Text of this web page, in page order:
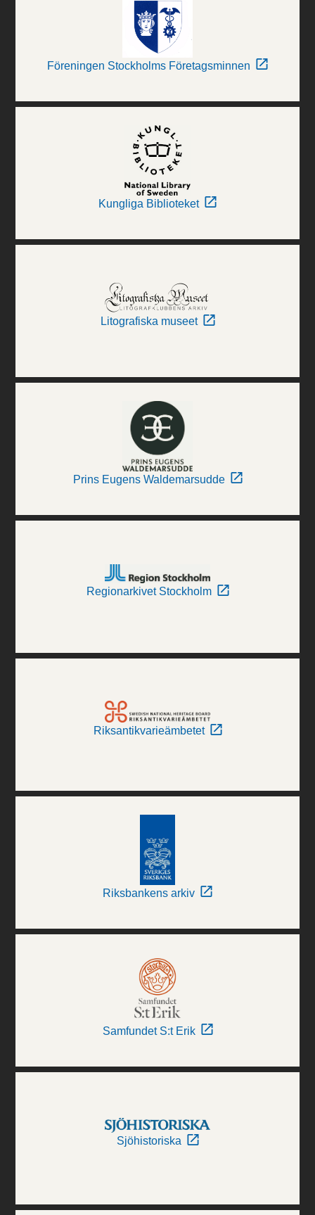
Föreningen Stockholms Företagsminnen
Kungliga Biblioteket
Litografiska museet
Prins Eugens Waldemarsudde
Regionarkivet Stockholm
Riksantikvarieämbetet
Riksbankens arkiv
Samfundet S:t Erik
Sjöhistoriska